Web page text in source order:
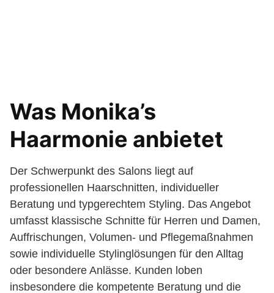
Was Monika’s
Haarmonie anbietet
Der Schwerpunkt des Salons liegt auf
professionellen Haarschnitten, individueller
Beratung und typgerechtem Styling. Das Angebot
umfasst klassische Schnitte für Herren und Damen,
Auffrischungen, Volumen- und Pflegemaßnahmen
sowie individuelle Stylinglösungen für den Alltag
oder besondere Anlässe. Kunden loben
insbesondere die kompetente Beratung und die